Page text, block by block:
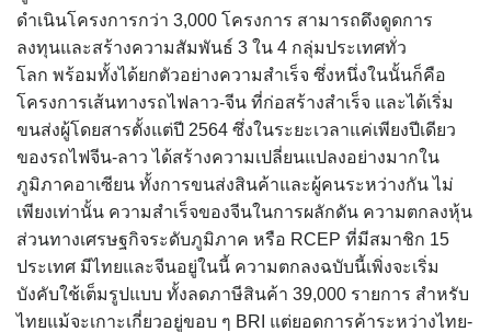
ดำเนินโครงการกว่า 3,000 โครงการ สามารถดึงดูดการ
ลงทุนและสร้างความสัมพันธ์ 3 ใน 4 กลุ่มประเทศทั่ว
โลก พร้อมทั้งได้ยกตัวอย่างความสำเร็จ ซึ่งหนึ่งในนั้นก็คือ
โครงการเส้นทางรถไฟลาว-จีน ที่ก่อสร้างสำเร็จ และได้เริ่ม
ขนส่งผู้โดยสารตั้งแต่ปี 2564 ซึ่งในระยะเวลาแค่เพียงปีเดียว
ของรถไฟจีน-ลาว ได้สร้างความเปลี่ยนแปลงอย่างมากใน
ภูมิภาคอาเซียน ทั้งการขนส่งสินค้าและผู้คนระหว่างกัน ไม่
เพียงเท่านั้น ความสำเร็จของจีนในการผลักดัน ความตกลงหุ้น
ส่วนทางเศรษฐกิจระดับภูมิภาค หรือ RCEP ที่มีสมาชิก 15
ประเทศ มีไทยและจีนอยู่ในนี้ ความตกลงฉบับนี้เพิ่งจะเริ่ม
บังคับใช้เต็มรูปแบบ ทั้งลดภาษีสินค้า 39,000 รายการ สำหรับ
ไทยแม้จะเกาะเกี่ยวอยู่ขอบ ๆ BRI แต่ยอดการค้าระหว่างไทย-